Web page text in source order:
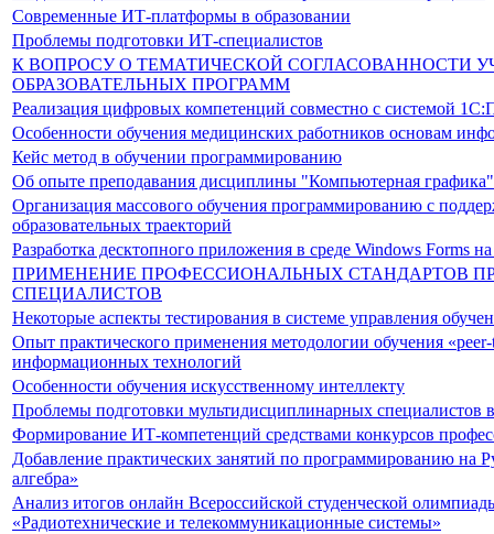
Современные ИТ-платформы в образовании
Проблемы подготовки ИТ-специалистов
К ВОПРОСУ О ТЕМАТИЧЕСКОЙ СОГЛАСОВАННОСТИ
ОБРАЗОВАТЕЛЬНЫХ ПРОГРАММ
Реализация цифровых компетенций совместно с системой
Особенности обучения медицинских работников основам
Кейс метод в обучении программированию
Об опыте преподавания дисциплины "Компьютерная графика"
Организация массового обучения программированию с
образовательных траекторий
Разработка десктопного приложения в среде Windows Forms
ПРИМЕНЕНИЕ ПРОФЕССИОНАЛЬНЫХ СТАНДАРТОВ
СПЕЦИАЛИСТОВ
Некоторые аспекты тестирования в системе управления
Опыт практического применения методологии обучения «peer-
информационных технологий
Особенности обучения искусственному интеллекту
Проблемы подготовки мультидисциплинарных специалистов
Формирование ИТ-компетенций средствами конкурсов
Добавление практических занятий по программированию на
алгебра»
Анализ итогов онлайн Всероссийской студенческой
«Радиотехнические и телекоммуникационные системы»